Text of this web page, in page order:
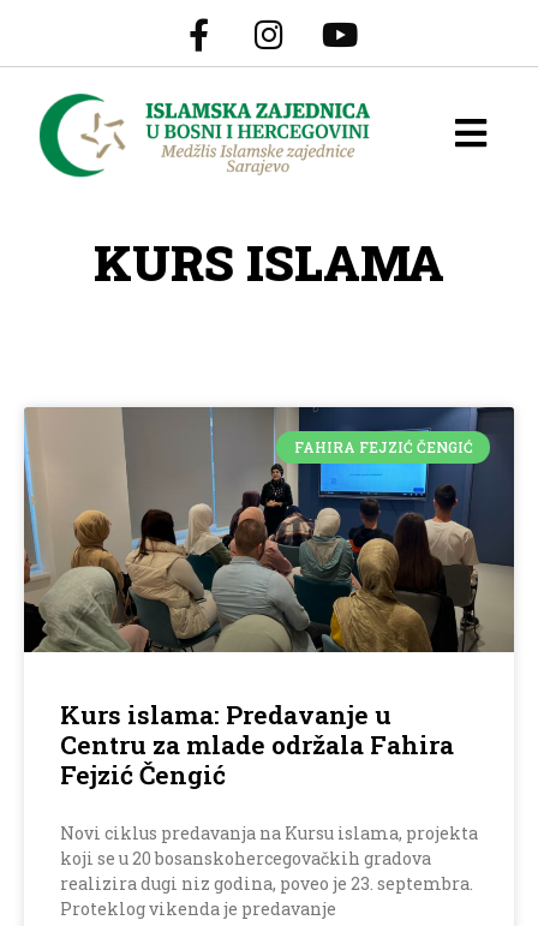
KURS ISLAMA
FAHIRA FEJZIĆ ČENGIĆ
Kurs islama: Predavanje u
Centru za mlade održala Fahira
Fejzić Čengić
Novi ciklus predavanja na Kursu islama, projekta
koji se u 20 bosanskohercegovačkih gradova
realizira dugi niz godina, poveo je 23. septembra.
Proteklog vikenda je predavanje